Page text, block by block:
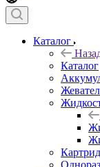
Каталог
Каталог